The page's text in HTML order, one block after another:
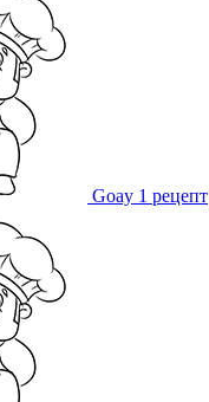
Goay 1 рецепт